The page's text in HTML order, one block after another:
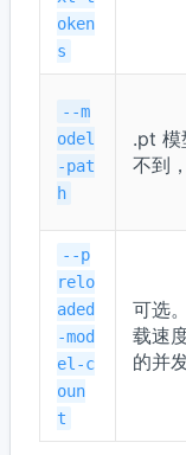
oken
s
--m
odel
-pat
h
.pt 模
不到
--p
relo
aded
-mod
el-c
oun
t
可选
载速
的并